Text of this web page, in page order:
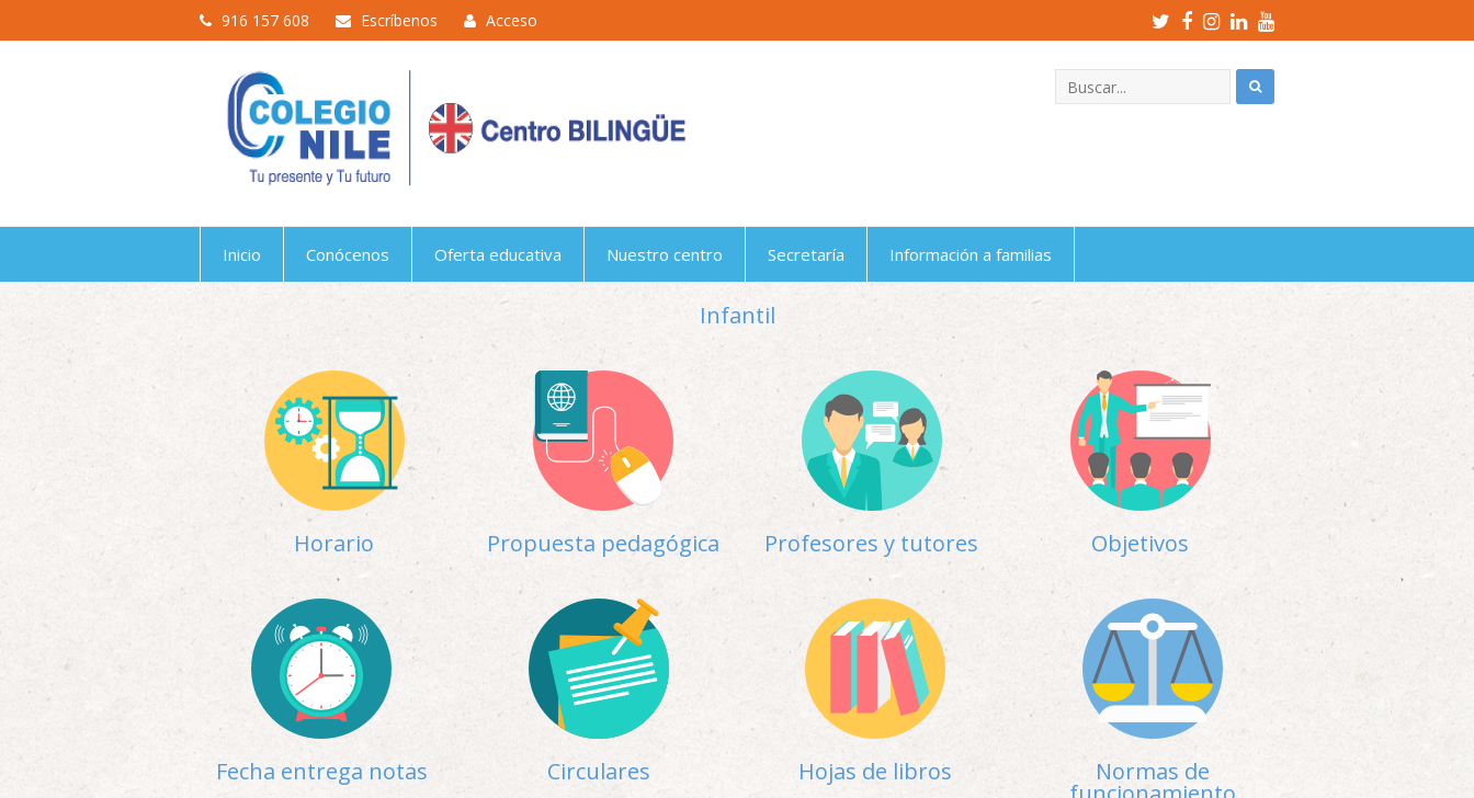
916 157 608 Escríbenos Acceso
Twitter
Profile
Facebook
Profile
Instagram
Profile
LinkedIn
Profile
Youtube
Profile
Inicio Conócenos Oferta educativa Nuestro centro Secretaría Información a familias
Infantil
Horario Propuesta pedagógica Profesores y tutores Objetivos
Fecha entrega notas Circulares Hojas de libros Normas de